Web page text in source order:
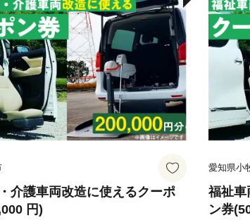
介護車両改造に使えるクーポ
円)
愛知県小
福祉車
ン券